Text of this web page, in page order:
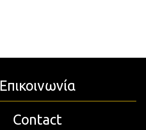
Επικοινωνία
Contact